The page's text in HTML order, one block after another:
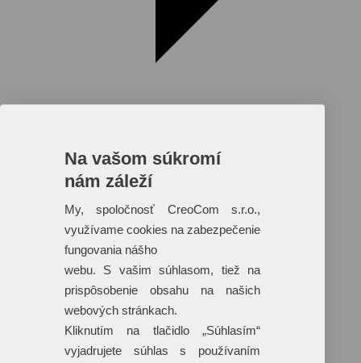
Reklamné predmety s plnofarebnou
potlačou
Dáždniky
Tašky
Hračky
Klobúky
Na vašom súkromí
nám záleží
My, spoločnosť CreoCom s.r.o.,
využívame cookies na zabezpečenie
fungovania nášho
webu. S vašim súhlasom, tiež na
prispôsobenie obsahu na našich
webových stránkach.
Kliknutím na tlačidlo „Súhlasím“
vyjadrujete súhlas s používaním